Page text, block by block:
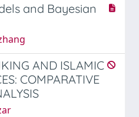
and Bayesian
AND ISLAMIC
COMPARATIVE